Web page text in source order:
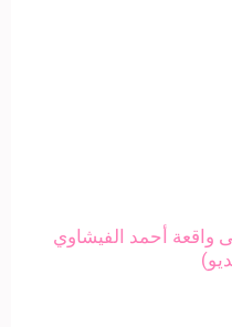
أحمد الفيشاوي